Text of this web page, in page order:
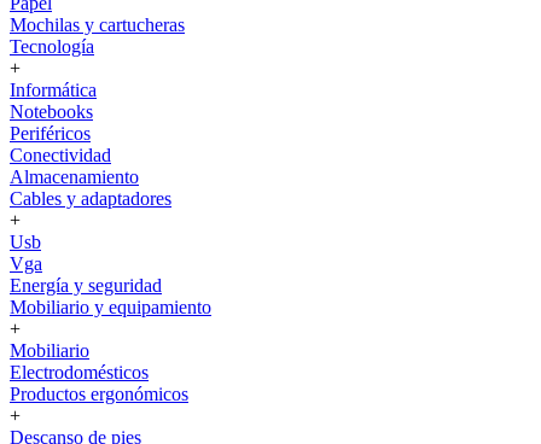
Mochilas y cartucheras
Tecnología
+
Informática
Notebooks
Periféricos
Conectividad
Almacenamiento
Cables y adaptadores
+
Usb
Vga
Energía y seguridad
Mobiliario y equipamiento
+
Mobiliario
Electrodomésticos
Productos ergonómicos
+
Descanso de pies